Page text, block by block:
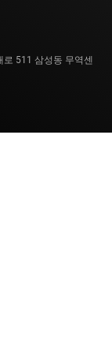
511 삼성동 무역센